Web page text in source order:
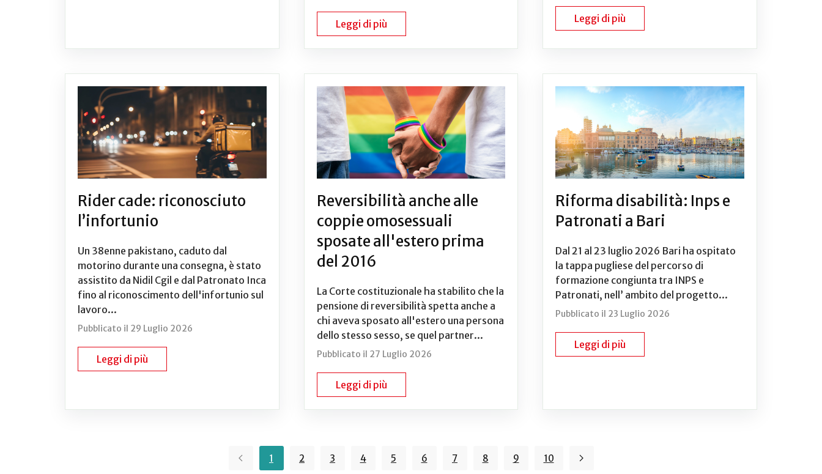
Leggi di più Leggi di più
Rider cade: riconosciuto
l’infortunio
Un 38enne pakistano, caduto dal
motorino durante una consegna, è stato
assistito da Nidil Cgil e dal Patronato Inca
fino al riconoscimento dell'infortunio sul
lavoro...
Pubblicato il 29 Luglio 2026
Leggi di più
Reversibilità anche alle
coppie omosessuali
sposate all'estero prima
del 2016
La Corte costituzionale ha stabilito che la
pensione di reversibilità spetta anche a
chi aveva sposato all'estero una persona
dello stesso sesso, se quel partner...
Pubblicato il 27 Luglio 2026
Leggi di più
Riforma disabilità: Inps e
Patronati a Bari
Dal 21 al 23 luglio 2026 Bari ha ospitato
la tappa pugliese del percorso di
formazione congiunta tra INPS e
Patronati, nell’ ambito del progetto...
Pubblicato il 23 Luglio 2026
Leggi di più
1 2 3 4 5 6 7 8 9 10